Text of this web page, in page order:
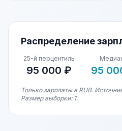
Распределение
25-й перцентиль
95 000 ₽ 95
Только зарплаты в RUB.
Размер выборки: 1.